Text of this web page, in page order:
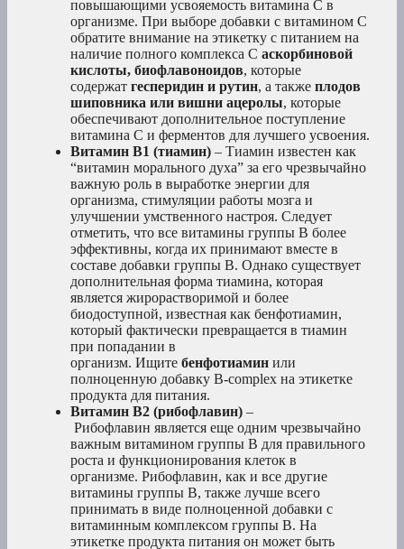
повышающими усвояемость витамина С в
организме. При выборе добавки с витамином С
обратите внимание на этикетку с питанием на
наличие полного комплекса С аскорбиновой
кислоты, биофлавоноидов, которые
содержат гесперидин и рутин, а также плодов
шиповника или вишни ацеролы, которые
обеспечивают дополнительное поступление
витамина С и ферментов для лучшего усвоения.
Витамин В1 (тиамин) – Тиамин известен как
“витамин морального духа” за его чрезвычайно
важную роль в выработке энергии для
организма, стимуляции работы мозга и
улучшении умственного настроя. Следует
отметить, что все витамины группы В более
эффективны, когда их принимают вместе в
составе добавки группы В. Однако существует
дополнительная форма тиамина, которая
является жирорастворимой и более
биодоступной, известная как бенфотиамин,
который фактически превращается в тиамин
при попадании в
организм. Ищите бенфотиамин или
полноценную добавку B-complex на этикетке
продукта для питания.
Витамин В2 (рибофлавин) –
Рибофлавин является еще одним чрезвычайно
важным витамином группы В для правильного
роста и функционирования клеток в
организме. Рибофлавин, как и все другие
витамины группы В, также лучше всего
принимать в виде полноценной добавки с
витаминным комплексом группы В. На
этикетке продукта питания он может быть